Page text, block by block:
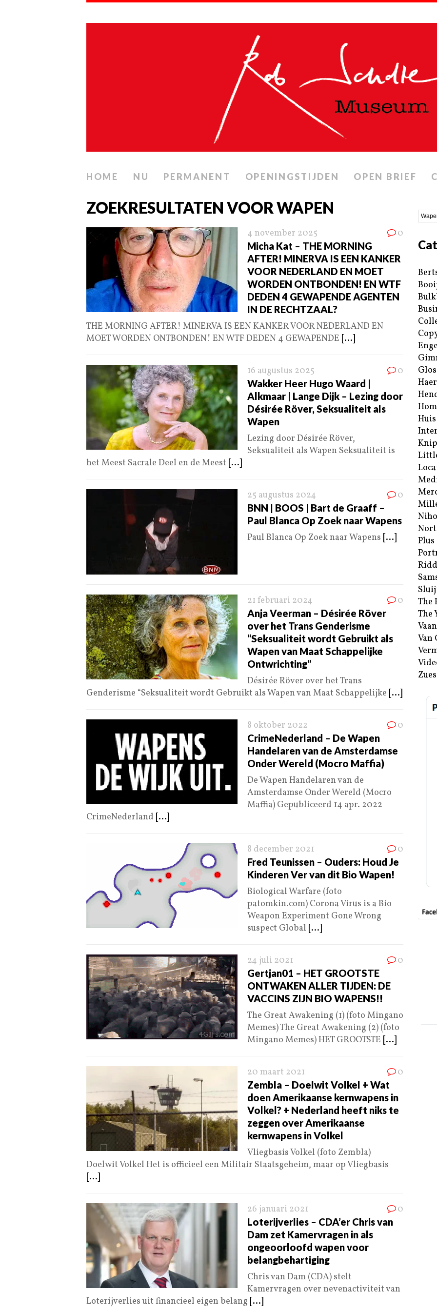
HOME NU PERMANENT OPENINGSTIJDEN OPEN BRIEF
ZOEKRESULTATEN VOOR WAPEN
4 november 2025 0
Micha Kat – THE MORNING
AFTER! MINERVA IS EEN KANKER
VOOR NEDERLAND EN MOET
WORDEN ONTBONDEN! EN WTF
DEDEN 4 GEWAPENDE AGENTEN
IN DE RECHTZAAL?
THE MORNING AFTER! MINERVA IS EEN KANKER VOOR NEDERLAND EN
MOET WORDEN ONTBONDEN! EN WTF DEDEN 4 GEWAPENDE [...]
16 augustus 2025 0
Wakker Heer Hugo Waard |
Alkmaar | Lange Dijk – Lezing door
Désirée Röver, Seksualiteit als
Wapen
Lezing door Désirée Röver,
Seksualiteit als Wapen Seksualiteit is
het Meest Sacrale Deel en de Meest [...]
25 augustus 2024 0
BNN | BOOS | Bart de Graaff –
Paul Blanca Op Zoek naar Wapens
Paul Blanca Op Zoek naar Wapens [...]
21 februari 2024 0
Anja Veerman – Désirée Röver
over het Trans Genderisme
“Seksualiteit wordt Gebruikt als
Wapen van Maat Schappelijke
Ontwrichting”
Désirée Röver over het Trans
Genderisme “Seksualiteit wordt Gebruikt als Wapen van Maat Schappelijke [...]
8 oktober 2022 0
CrimeNederland – De Wapen
Handelaren van de Amsterdamse
Onder Wereld (Mocro Maffia)
De Wapen Handelaren van de
Amsterdamse Onder Wereld (Mocro
Maffia) Gepubliceerd 14 apr. 2022
CrimeNederland [...]
8 december 2021 0
Fred Teunissen – Ouders: Houd Je
Kinderen Ver van dit Bio Wapen!
Biological Warfare (foto
patomkin.com) Corona Virus is a Bio
Weapon Experiment Gone Wrong
suspect Global [...]
24 juli 2021 0
Gertjan01 – HET GROOTSTE
ONTWAKEN ALLER TIJDEN: DE
VACCINS ZIJN BIO WAPENS!!
The Great Awakening (1) (foto Mingano
Memes) The Great Awakening (2) (foto
Mingano Memes) HET GROOTSTE [...]
20 maart 2021 0
Zembla – Doelwit Volkel + Wat
doen Amerikaanse kernwapens in
Volkel? + Nederland heeft niks te
zeggen over Amerikaanse
kernwapens in Volkel
Vliegbasis Volkel (foto Zembla)
Doelwit Volkel Het is officieel een Militair Staatsgeheim, maar op Vliegbasis
[...]
26 januari 2021 0
Loterijverlies – CDA’er Chris van
Dam zet Kamervragen in als
ongeoorloofd wapen voor
belangbehartiging
Chris van Dam (CDA) stelt
Kamervragen over nevenactiviteit van
Loterijverlies uit financieel eigen belang [...]
Plus
The
The
Van